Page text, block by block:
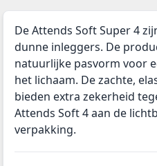
De Attends Soft Super 4
dunne inleggers. De
natuurlijke pasvorm voor
het lichaam. De zachte,
bieden extra zekerheid
Attends Soft 4 aan de
verpakking.